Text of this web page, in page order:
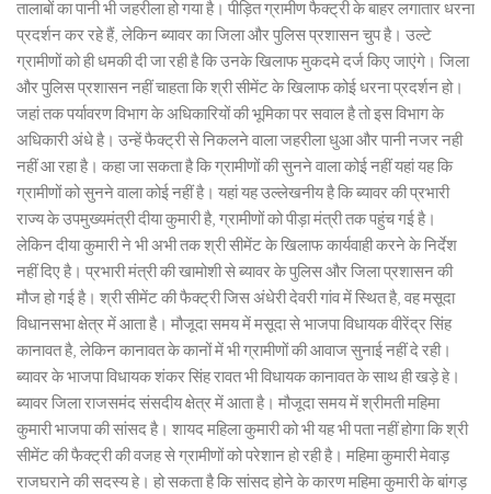
तालाबों का पानी भी जहरीला हो गया है। पीड़ित ग्रामीण फैक्ट्री के बाहर लगातार धरना
प्रदर्शन कर रहे हैं, लेकिन ब्यावर का जिला और पुलिस प्रशासन चुप है। उल्टे
ग्रामीणों को ही धमकी दी जा रही है कि उनके खिलाफ मुकदमे दर्ज किए जाएंगे। जिला
और पुलिस प्रशासन नहीं चाहता कि श्री सीमेंट के खिलाफ कोई धरना प्रदर्शन हो।
जहां तक पर्यावरण विभाग के अधिकारियों की भूमिका पर सवाल है तो इस विभाग के
अधिकारी अंधे है। उन्हें फैक्ट्री से निकलने वाला जहरीला धुआ और पानी नजर नही
नहीं आ रहा है। कहा जा सकता है कि ग्रामीणों की सुनने वाला कोई नहीं यहां यह कि
ग्रामीणों को सुनने वाला कोई नहीं है। यहां यह उल्लेखनीय है कि ब्यावर की प्रभारी
राज्य के उपमुख्यमंत्री दीया कुमारी है, ग्रामीणों को पीड़ा मंत्री तक पहुंच गई है।
लेकिन दीया कुमारी ने भी अभी तक श्री सीमेंट के खिलाफ कार्यवाही करने के निर्देश
नहीं दिए है। प्रभारी मंत्री की खामोशी से ब्यावर के पुलिस और जिला प्रशासन की
मौज हो गई है। श्री सीमेंट की फैक्ट्री जिस अंधेरी देवरी गांव में स्थित है, वह मसूदा
विधानसभा क्षेत्र में आता है। मौजूदा समय में मसूदा से भाजपा विधायक वीरेंद्र सिंह
कानावत है, लेकिन कानावत के कानों में भी ग्रामीणों की आवाज सुनाई नहीं दे रही।
ब्यावर के भाजपा विधायक शंकर सिंह रावत भी विधायक कानावत के साथ ही खड़े हे।
ब्यावर जिला राजसमंद संसदीय क्षेत्र में आता है। मौजूदा समय में श्रीमती महिमा
कुमारी भाजपा की सांसद है। शायद महिला कुमारी को भी यह भी पता नहीं होगा कि श्री
सीमेंट की फैक्ट्री की वजह से ग्रामीणों को परेशान हो रही है। महिमा कुमारी मेवाड़
राजघराने की सदस्य हे। हो सकता है कि सांसद होने के कारण महिमा कुमारी के बांगड़